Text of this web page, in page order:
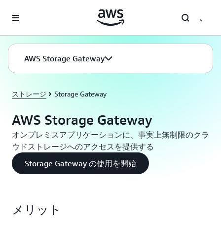
AWS Storage Gateway
ストレージ Storage Gateway
AWS Storage Gateway
オンプレミスアプリケーションに、事実上無制限のクラ
ウドストレージへのアクセスを提供する
Storage Gateway の使用を開始
メリット